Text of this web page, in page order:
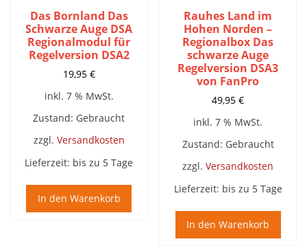
Das Bornland Das
Schwarze Auge DSA
Regionalmodul für
Regelversion DSA2
19,95 €
inkl. 7 % MwSt.
Zustand: Gebraucht
zzgl. Versandkosten
Lieferzeit: bis zu 5 Tage
In den Warenkorb
Rauhes Land im
Hohen Norden –
Regionalbox Das
schwarze Auge
Regelversion DSA3
von FanPro
49,95€
inkl. 7 % MwSt.
Zustand: Gebraucht
zzgl.Versandkosten
Lieferzeit: bis zu 5 Tage
In den Warenkorb